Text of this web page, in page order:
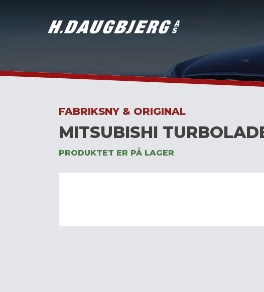
FABRIKSNY & ORIGINAL
MITSUBISHI
PRODUKTET ER PÅ LAGER